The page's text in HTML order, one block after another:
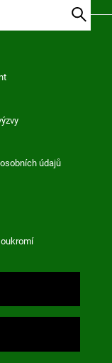
údajů